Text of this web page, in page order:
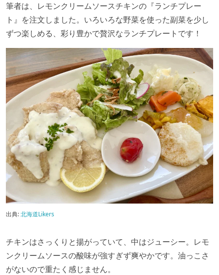
筆者は、レモンクリームソースチキンの『ランチプレー
ト』を注文しました。いろいろな野菜を使った副菜を少し
ずつ楽しめる、彩り豊かで贅沢なランチプレートです！
出典:北海道Likers
チキンはさっくりと揚がっていて、中はジューシー。レモ
ンクリームソースの酸味が強すぎず爽やかです。油っこさ
がないので重たく感じません。